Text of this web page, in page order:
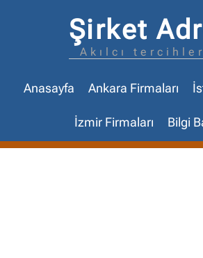
Şirket
Akılcı
Anasayfa Ankara Firmaları
İzmir Firmaları Bilgi